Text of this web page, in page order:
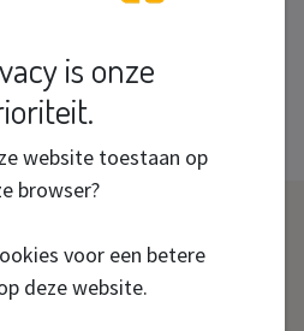
aangemaakt.
is onze
website toestaan op
browser?
voor een betere
deze website.